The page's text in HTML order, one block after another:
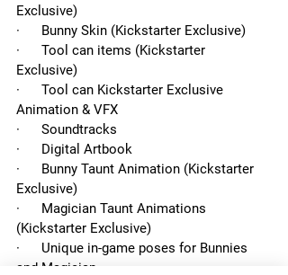
Exclusive)
·      Bunny Skin (Kickstarter Exclusive)
·      Tool can items (Kickstarter
Exclusive)
·      Tool can Kickstarter Exclusive
Animation & VFX
·      Soundtracks
·      Digital Artbook
·      Bunny Taunt Animation (Kickstarter
Exclusive)
·      Magician Taunt Animations
(Kickstarter Exclusive)
·      Unique in-game poses for Bunnies
and Magician